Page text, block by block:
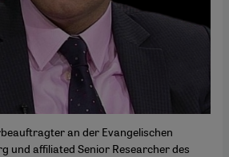
an der Evangelischen
und affiliated Senior Researcher des